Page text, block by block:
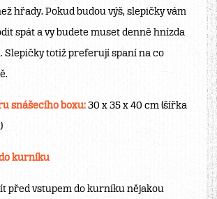
hřady. Pokud budou výš, slepičky vám
spát a vy budete muset denně hnízda
Slepičky totiž preferují spaní na co
snášecího boxu:30 x 35 x 40 cm (šířka
kurníku
před vstupem do kurníku nějakou